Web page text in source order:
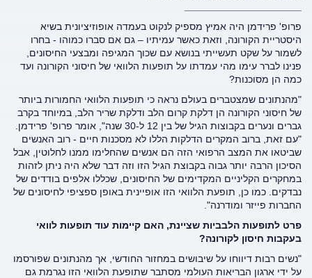
פרופ' פרידמן היה אמיץ מספיק לנקוט בעמדה אופוזיציונית בשיא
היסטריית הקורונה, וזאת כאשר עמיתיו – גם אם סברו כמוהו - בחרו
לשמור על שקט תעשייתי בנושא עם שכוך המגיפה ומבצעי החיסונים,
פנינו לברר עימו מהי עמדתו על תופעות הלוואי של חיסוני הקורונה ועד
כמה הן מסוכנות?
"מהנתונים שמצטברים בעולם נראה כי תופעות הלוואי החמורות ביותר
של חיסוני הקורונה הן דלקת קרום הלב ודלקת שריר הלב, במיוחד בקרב
גברים ונערים בקבוצות הגיל של בין 12 ל-30 שנה", אומר פרופ' פרידמן.
"עם זאת, ברוב המקרים הדלקות הללו לא מסכנות חיים - רוב האנשים
שביטאו את המצב הרפואי הזה הם אנשים שהחלימו ממנו לחלוטין, אבל
הסיכון הרבה יותר גבוה בקבוצת הגיל הזו וזה דבר שלא היה ניתן לזהות
במחקרים הקליניים המקדימים של החיסונים, שכללו אלפים בודדים של
נבדקים. כמו כן, תופעת הלוואי הזו אופיינית באופן ספציפי לחיסונים של
החברות פייזר ומודרנה".
פרט לתופעות הלבביות שציינת, האם קיימות עוד תופעות לוואי
בעקבות חיסון לקורונה?
"נשים רבות דיווחו על שיבושים במחזור החודשי, אך מהנתונים שפורסמו
על ידי ארגון הבריאות העולמי מסתבר שתופעת הלוואי הזו נגרמת גם